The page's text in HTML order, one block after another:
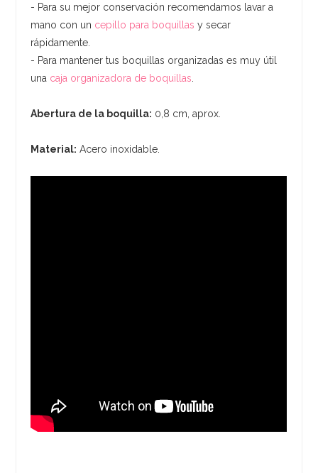
- Para su mejor conservación recomendamos lavar a
mano con un cepillo para boquillas y secar
rápidamente.
- Para mantener tus boquillas organizadas es muy útil
una caja organizadora de boquillas
Abertura de la boquilla: 0,8 cm, aprox.
Material: Acero inoxidable.